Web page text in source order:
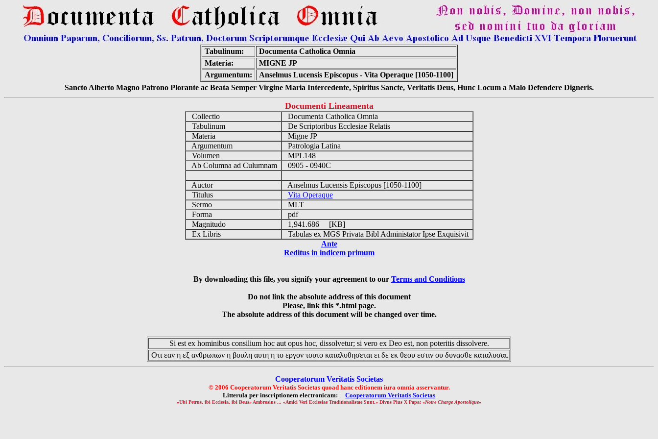
Tabulinum:
Documenta Catholica Omnia
Materia:
MIGNE JP
Argumentum:
Anselmus Lucensis Episcopus - Vita Operaque [1050-1100]
Sancto Alberto Magno Patrono Plorante ac Beata Semper Virgine Maria Intercedente, Spiritus Sancte, Veritatis Deus, Hunc Locum a Malo Defendere Digneris.
Documenti Lineamenta
Collectio
Documenta Catholica Omnia
Tabulinum
De Scriptoribus Ecclesiae Relatis
Materia
Migne JP
Argumentum
Patrologia Latina
Volumen
MPL148
Ab Columna ad Culumnam
0905 - 0940C
Auctor
Anselmus Lucensis Episcopus [1050-1100]
Titulus
Vita Operaque
Sermo
MLT
Forma
pdf
Magnitudo
1,941.686 [KB]
Ex Libris
Tabulas ex MGS Privata Bibl Administator Ipse Exquisivit
Ante
Reditus in indicem primum
By downloading this file, you signify your agreement to our Terms and Conditions
Do not link the absolute address of this document
Please, link this *.html page.
The absolute address of this document will be changed over time.
Si est ex hominibus consilium hoc aut opus hoc, dissolvetur; si vero ex Deo est, non poteritis dissolvere.
Οτι εαν η εξ ανθρωπων η βουλη αυτη η το εργον τουτο καταλυθησεται ει δε εκ θεου εστιν ου δυνασθε καταλυσαι.
Cooperatorum Veritatis Societas
© 2006 Cooperatorum Veritatis Societas quoad hanc editionem iura omnia asservantur.
Litterula per inscriptionem electronicam: Cooperatorum Veritatis Societas
«Ubi Petrus, ibi Ecclesia, ibi Deus» Ambrosius ... «Amici Veri Ecclesiae Traditionalistae Sunt.» Divus Pius X Papa: «Notre Charge Apostolique»